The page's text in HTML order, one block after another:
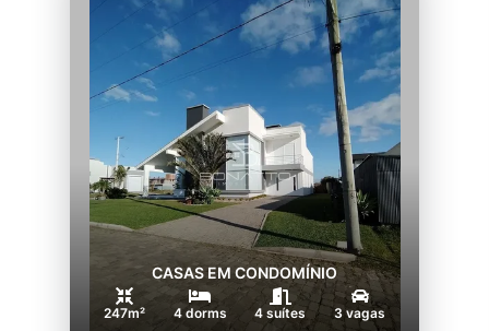
CASAS EM CONDOMÍNIO
247m² 4 dorms 4 suítes 3 vagas